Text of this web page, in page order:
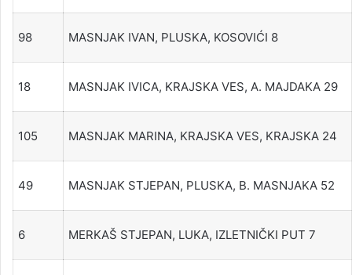
98 MASNJAK IVAN, PLUSKA, KOSOVIĆI 8
18 MASNJAK IVICA, KRAJSKA VES, A. MAJDAKA 29
105 MASNJAK MARINA, KRAJSKA VES, KRAJSKA 24
49 MASNJAK STJEPAN, PLUSKA, B. MASNJAKA 52
6 MERKAŠ STJEPAN, LUKA, IZLETNIČKI PUT 7